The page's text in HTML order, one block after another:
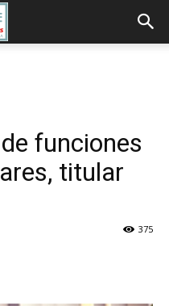
funciones
titular
375